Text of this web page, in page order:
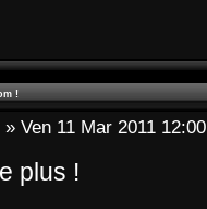
!
» Ven 11 Mar 2011 12:00
plus !